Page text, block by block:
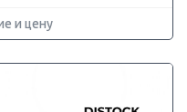
и цену